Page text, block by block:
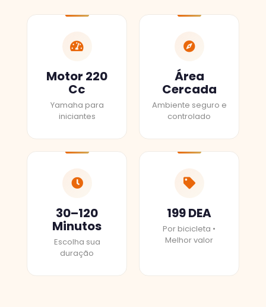
Motor 220
Cc
Yamaha para
iniciantes
Área
Cercada
Ambiente seguro e
controlado
30–120
Minutos
Escolha sua
duração
199 DEA
Por bicicleta •
Melhor valor